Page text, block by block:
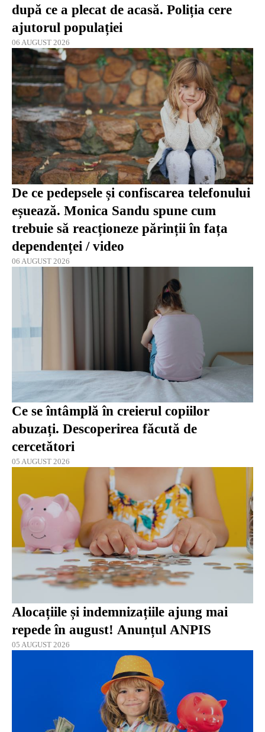
după ce a plecat de acasă. Poliția cere
ajutorul populației
06 AUGUST 2026
De ce pedepsele și confiscarea telefonului
eșuează. Monica Sandu spune cum
trebuie să reacționeze părinții în fața
dependenței / video
06 AUGUST 2026
Ce se întâmplă în creierul copiilor
abuzați. Descoperirea făcută de
cercetători
05 AUGUST 2026
Alocațiile și indemnizațiile ajung mai
repede în august! Anunțul ANPIS
05 AUGUST 2026